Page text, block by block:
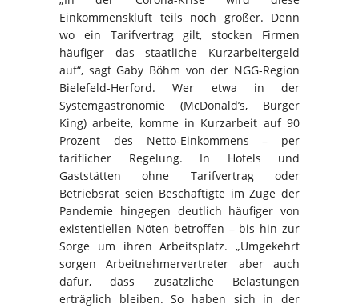
Einkommenskluft teils noch größer. Denn
wo ein Tarifvertrag gilt, stocken Firmen
häufiger das staatliche Kurzarbeitergeld
auf“, sagt Gaby Böhm von der NGG-Region
Bielefeld-Herford. Wer etwa in der
Systemgastronomie (McDonald’s, Burger
King) arbeite, komme in Kurzarbeit auf 90
Prozent des Netto-Einkommens – per
tariflicher Regelung. In Hotels und
Gaststätten ohne Tarifvertrag oder
Betriebsrat seien Beschäftigte im Zuge der
Pandemie hingegen deutlich häufiger von
existentiellen Nöten betroffen – bis hin zur
Sorge um ihren Arbeitsplatz. „Umgekehrt
sorgen Arbeitnehmervertreter aber auch
dafür, dass zusätzliche Belastungen
erträglich bleiben. So haben sich in der